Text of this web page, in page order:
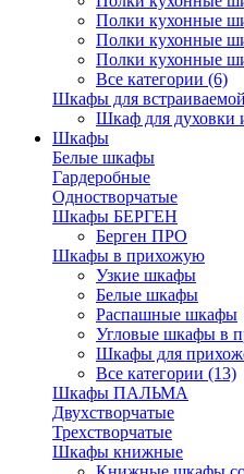
Полки кухонные
Полки кухонные
Полки кухонные
Все категории (6)
Шкафы для
Шкаф для духовки
Шкафы
Белые шкафы
Гардеробные
Одностворчатые
Шкафы БЕРГЕН
Берген ПРО
Шкафы в прихожую
Узкие шкафы
Белые шкафы
Распашные шкафы
Угловые шкафы в
Шкафы для
Все категории (13)
Шкафы ПАЛЬМА
Двухстворчатые
Трехстворчатые
Шкафы книжные